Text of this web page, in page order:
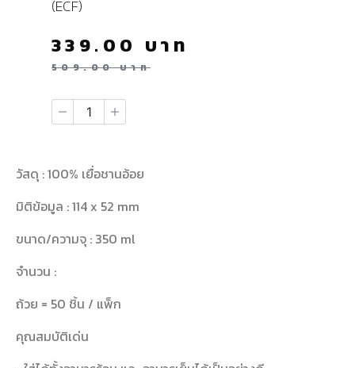
(ECF)
509.00บาท
339.00 บาท
วัสดุ : 100% เยื่อชานอ้อย
มิติข้อมูล : 114 x 52 mm
ขนาด/ความจุ : 350 ml
จำนวน :
ถ้วย = 50 ชิ้น / แพ็ก
คุณสมบัติเด่น